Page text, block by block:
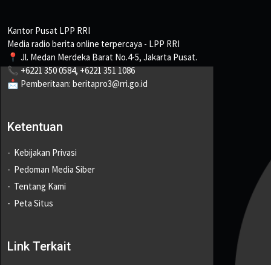
Kantor Pusat LPP RRI
Media radio berita online terpercaya - LPP RRI
📍 Jl. Medan Merdeka Barat No.4-5, Jakarta Pusat.
📞 +6221 350 0584, +6221 351 1086
📩 Pemberitaan: beritapro3@rri.go.id
Ketentuan
Kebijakan Privasi
Pedoman Media Siber
Tentang Kami
Peta Situs
Link Terkait